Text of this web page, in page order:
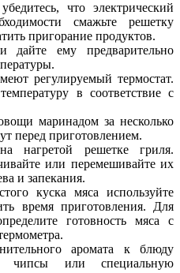
что электрический
смажьте решетку
пригорание продуктов.
дайте ему предварительно
регулируемый термостат.
в соответствие с
маринадом за несколько
перед приготовлением.
нагретой решетке гриля.
или перемешивайте их
и запекания.
куска мяса используйте
время приготовления. Для
готовность мяса с
аромата к блюду
чипсы или специальную